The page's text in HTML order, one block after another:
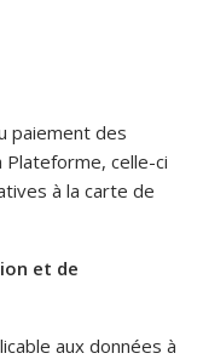
paiement des
celle-ci
à la carte de
et de
aux données à